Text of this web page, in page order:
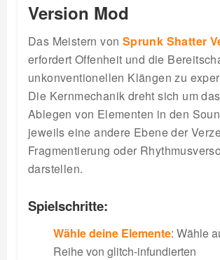
Version Mod
Das Meistern von Sprunk Shatter
erfordert Offenheit und die
unkonventionellen Klängen zu
Die Kernmechanik dreht sich um
Ablegen von Elementen in den
jeweils eine andere Ebene der
Fragmentierung oder
darstellen.
Spielschritte:
Wähle deine Elemente: Wähle
Reihe von glitch-infundierten